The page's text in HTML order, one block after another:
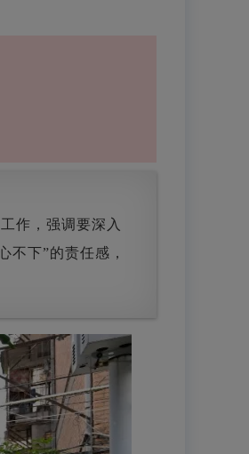
作，强调要深入
不下”的责任感，